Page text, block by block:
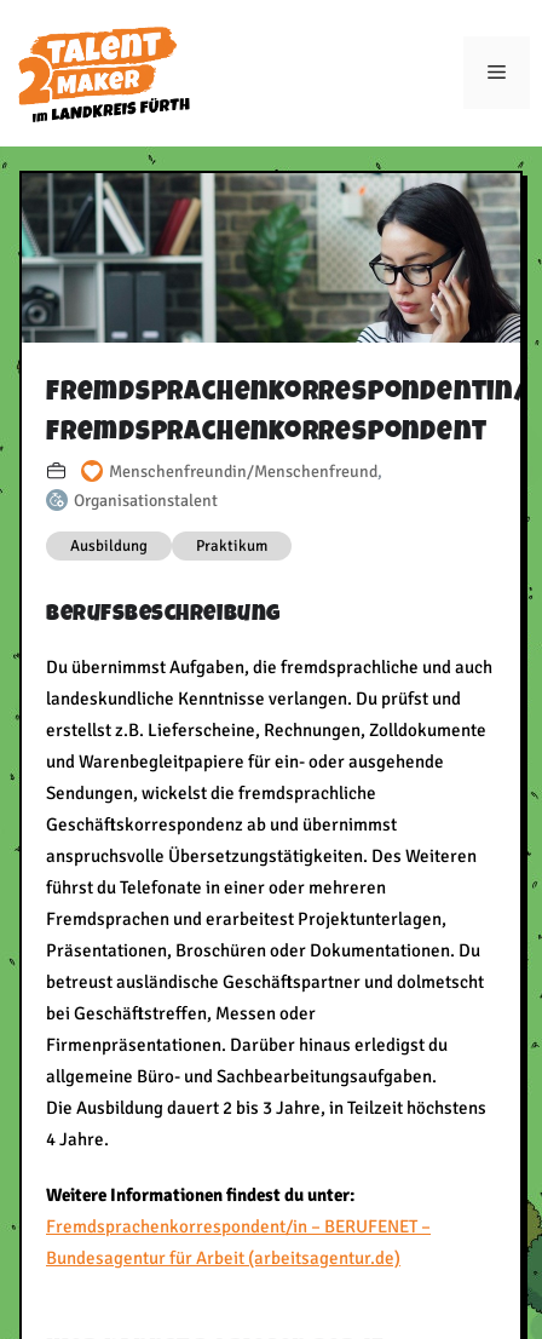
Inhalt
springen
Fremdsprachenkorrespondentin/​
Fremdsprachenkorrespondent
Menschenfreundin/Menschenfreund,
Organisationstalent
Ausbildung Praktikum
Berufsbeschreibung
Du übernimmst Aufgaben, die fremdsprachliche und auch
landeskundliche Kenntnisse verlangen. Du prüfst und
erstellst z.B. Lieferscheine, Rechnungen, Zolldokumente
und Warenbegleitpapiere für ein- oder ausgehende
Sendungen, wickelst die fremdsprachliche
Geschäftskorrespondenz ab und übernimmst
anspruchsvolle Übersetzungstätigkeiten. Des Weiteren
führst du Telefonate in einer oder mehreren
Fremdsprachen und erarbeitest Projektunterlagen,
Präsentationen, Broschüren oder Dokumentationen. Du
betreust ausländische Geschäftspartner und dolmetscht
bei Geschäftstreffen, Messen oder
Firmenpräsentationen. Darüber hinaus erledigst du
allgemeine Büro- und Sachbearbeitungsaufgaben.
Die Ausbildung dauert 2 bis 3 Jahre, in Teilzeit höchstens
4 Jahre.
Weitere Informationen findest du unter:
Fremdsprachenkorrespondent/in – BERUFENET –
Bundesagentur für Arbeit (arbeitsagentur.de)